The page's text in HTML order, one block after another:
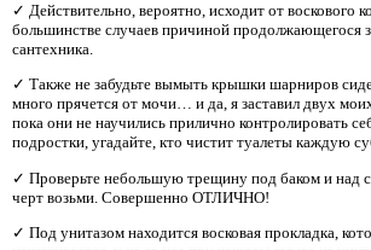
✓ Действительно, вероятно, исходит от воскового
большинстве случаев причиной продолжающегося
сантехника.
✓ Также не забудьте вымыть крышки шарниров
много прячется от мочи… и да, я заставил двух
пока они не научились прилично контролировать
подростки, угадайте, кто чистит туалеты каждую
✓ Проверьте небольшую трещину под баком и над
черт возьми. Совершенно ОТЛИЧНО!
✓ Под унитазом находится восковая прокладка,